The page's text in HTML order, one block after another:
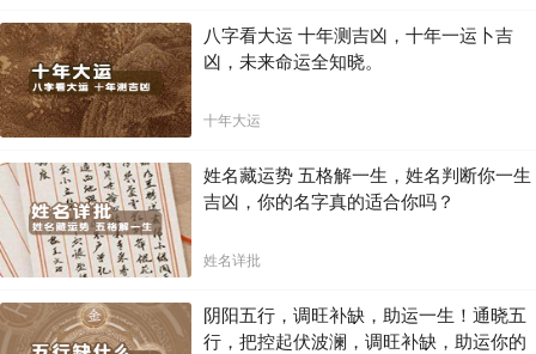
八字看大运 十年测吉凶，十年一运卜吉
凶，未来命运全知晓。
十年大运
姓名藏运势 五格解一生，姓名判断你一生
吉凶，你的名字真的适合你吗？
姓名详批
阴阳五行，调旺补缺，助运一生！通晓五
行，把控起伏波澜，调旺补缺，助运你的